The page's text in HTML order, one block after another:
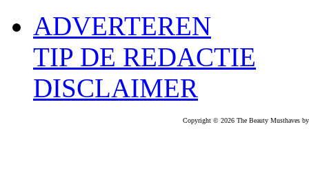
ADVERTEREN
TIP DE REDACTIE
DISCLAIMER
Copyright © 2026 The Beauty Musthaves